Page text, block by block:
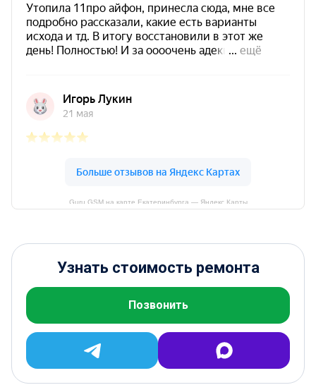
Guru GSM на карте Екатеринбурга — Яндекс Карты
Узнать стоимость ремонта
Позвонить